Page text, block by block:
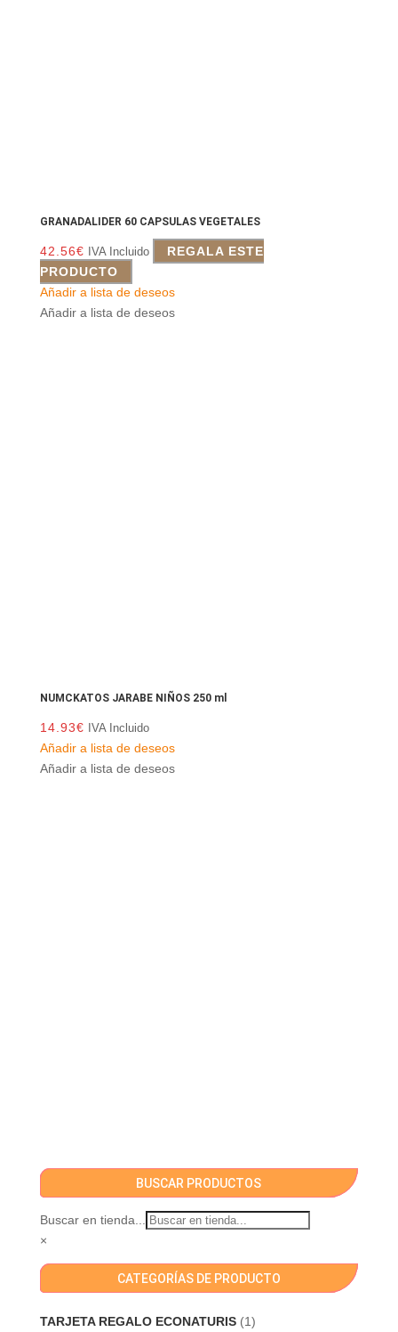
GRANADALIDER 60 CAPSULAS VEGETALES
42.56€ IVA Incluido
REGALA ESTE
PRODUCTO
Añadir a lista de deseos
Añadir a lista de deseos
NUMCKATOS JARABE NIÑOS 250 ml
14.93€ IVA Incluido
Añadir a lista de deseos
Añadir a lista de deseos
BUSCAR PRODUCTOS
Buscar en tienda...
×
CATEGORÍAS DE PRODUCTO
TARJETA REGALO ECONATURIS (1)